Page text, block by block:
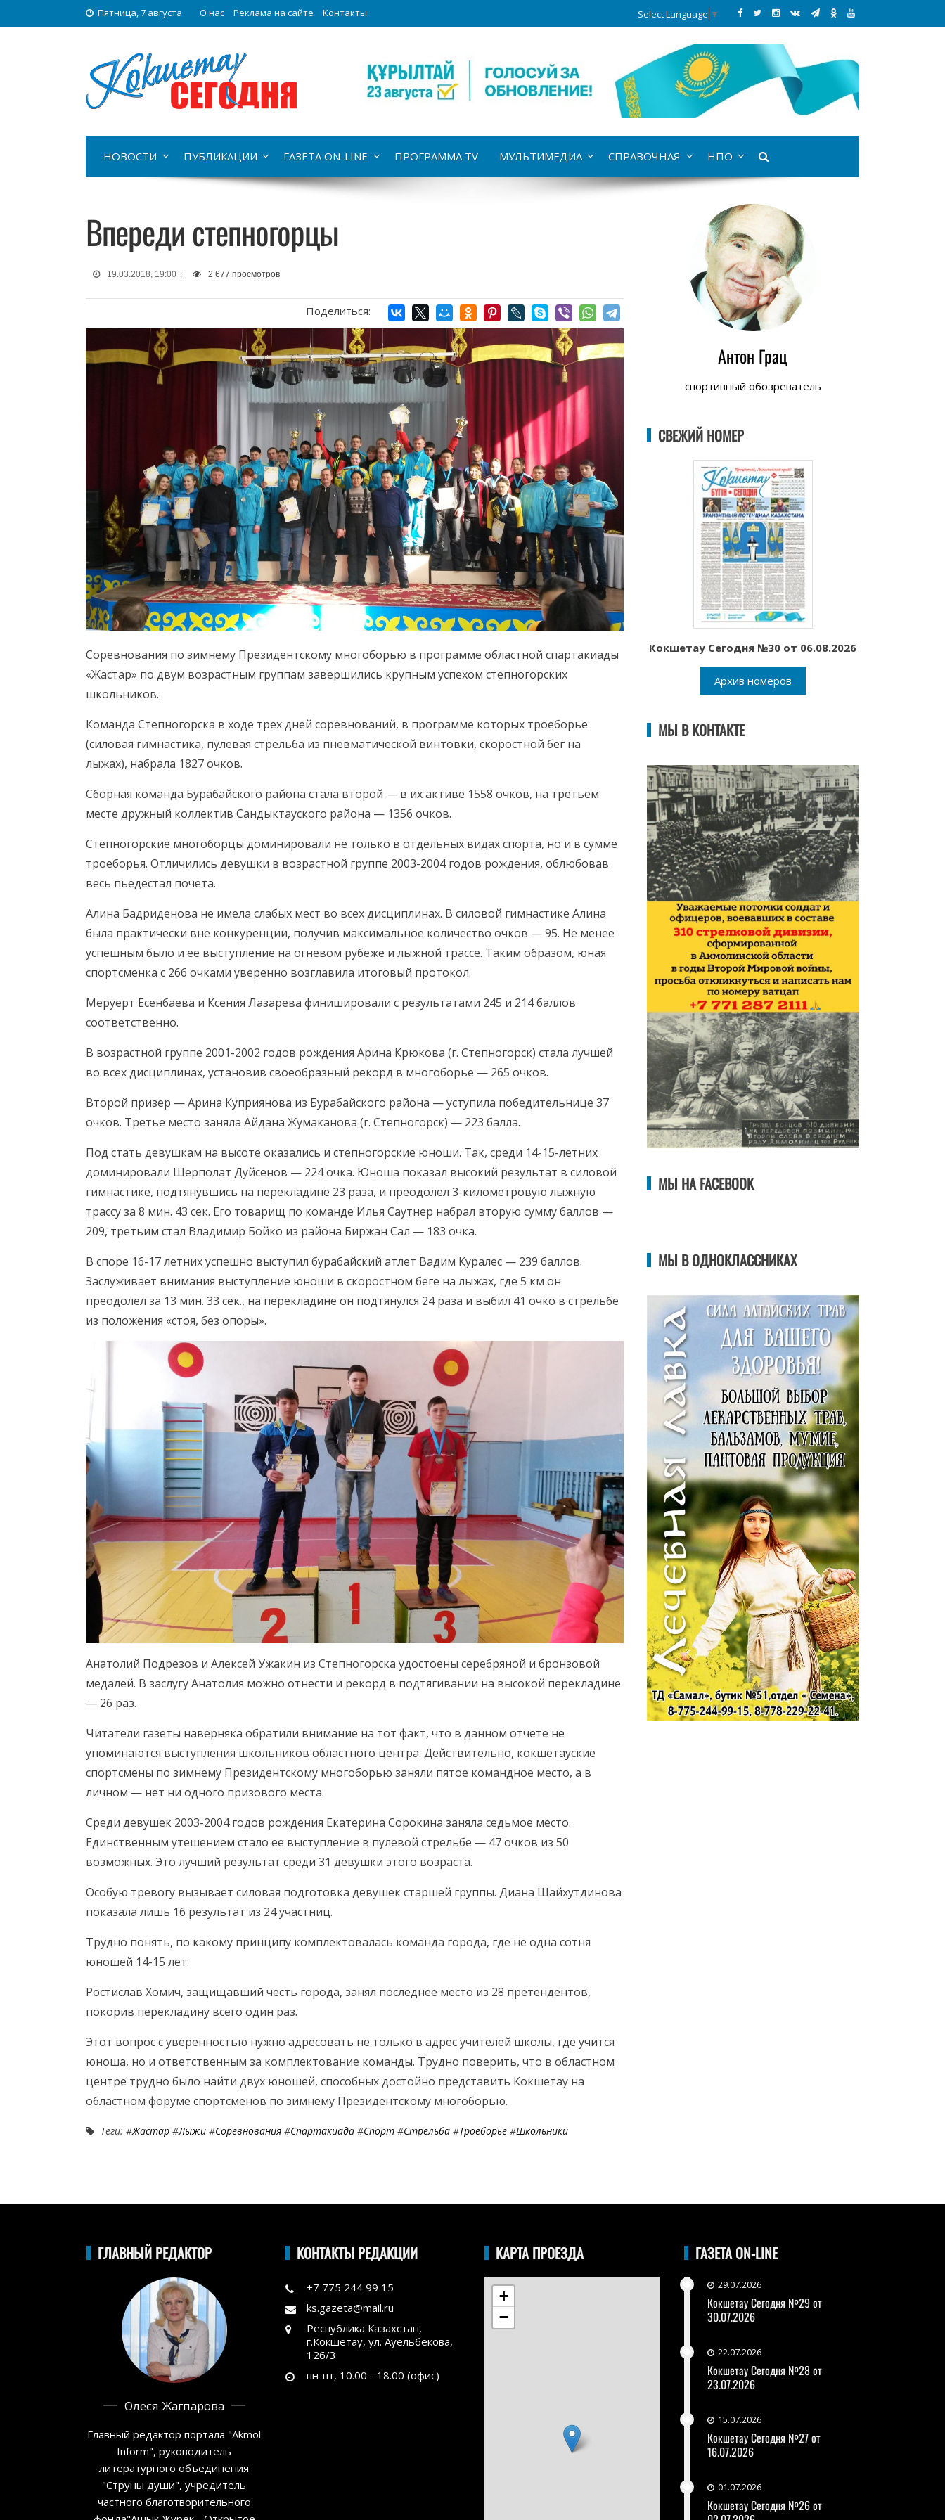
Пятница, 7 августа О нас Реклама на сайте Контакты Select Language ▼
НОВОСТИ ПУБЛИКАЦИИ ГАЗЕТА ON-LINE ПРОГРАММА TV МУЛЬТИМЕДИА СПРАВОЧНАЯ НПО
Впереди степногорцы
19.03.2018, 19:00 | 2 677 просмотров
Поделиться:
Соревнования по зимнему Президентскому многоборью в программе областной спартакиады
«Жастар» по двум возрастным группам завершились крупным успехом степногорских
школьников.
Команда Степногорска в ходе трех дней соревнований, в программе которых троеборье
(силовая гимнастика, пулевая стрельба из пневматической винтовки, скоростной бег на
лыжах), набрала 1827 очков.
Сборная команда Бурабайского района стала второй — в их активе 1558 очков, на третьем
месте дружный коллектив Сандыктауского района — 1356 очков.
Степногорские многоборцы доминировали не только в отдельных видах спорта, но и в сумме
троеборья. Отличились девушки в возрастной группе 2003-2004 годов рождения, облюбовав
весь пьедестал почета.
Алина Бадриденова не имела слабых мест во всех дисциплинах. В силовой гимнастике Алина
была практически вне конкуренции, получив максимальное количество очков — 95. Не менее
успешным было и ее выступление на огневом рубеже и лыжной трассе. Таким образом, юная
спортсменка с 266 очками уверенно возглавила итоговый протокол.
Меруерт Есенбаева и Ксения Лазарева финишировали с результатами 245 и 214 баллов
соответственно.
В возрастной группе 2001-2002 годов рождения Арина Крюкова (г. Степногорск) стала лучшей
во всех дисциплинах, установив своеобразный рекорд в многоборье — 265 очков.
Второй призер — Арина Куприянова из Бурабайского района — уступила победительнице 37
очков. Третье место заняла Айдана Жумаканова (г. Степногорск) — 223 балла.
Под стать девушкам на высоте оказались и степногорские юноши. Так, среди 14-15-летних
доминировали Шерполат Дуйсенов — 224 очка. Юноша показал высокий результат в силовой
гимнастике, подтянувшись на перекладине 23 раза, и преодолел 3-километровую лыжную
трассу за 8 мин. 43 сек. Его товарищ по команде Илья Саутнер набрал вторую сумму баллов —
209, третьим стал Владимир Бойко из района Биржан Сал — 183 очка.
В споре 16-17 летних успешно выступил бурабайский атлет Вадим Куралес — 239 баллов.
Заслуживает внимания выступление юноши в скоростном беге на лыжах, где 5 км он
преодолел за 13 мин. 33 сек., на перекладине он подтянулся 24 раза и выбил 41 очко в стрельбе
из положения «стоя, без опоры».
Анатолий Подрезов и Алексей Ужакин из Степногорска удостоены серебряной и бронзовой
медалей. В заслугу Анатолия можно отнести и рекорд в подтягивании на высокой перекладине
— 26 раз.
Читатели газеты наверняка обратили внимание на тот факт, что в данном отчете не
упоминаются выступления школьников областного центра. Действительно, кокшетауские
спортсмены по зимнему Президентскому многоборью заняли пятое командное место, а в
личном — нет ни одного призового места.
Среди девушек 2003-2004 годов рождения Екатерина Сорокина заняла седьмое место.
Единственным утешением стало ее выступление в пулевой стрельбе — 47 очков из 50
возможных. Это лучший результат среди 31 девушки этого возраста.
Особую тревогу вызывает силовая подготовка девушек старшей группы. Диана Шайхутдинова
показала лишь 16 результат из 24 участниц.
Трудно понять, по какому принципу комплектовалась команда города, где не одна сотня
юношей 14-15 лет.
Ростислав Хомич, защищавший честь города, занял последнее место из 28 претендентов,
покорив перекладину всего один раз.
Этот вопрос с уверенностью нужно адресовать не только в адрес учителей школы, где учится
юноша, но и ответственным за комплектование команды. Трудно поверить, что в областном
центре трудно было найти двух юношей, способных достойно представить Кокшетау на
областном форуме спортсменов по зимнему Президентскому многоборью.
Теги: #Жастар #Лыжи #Соревнования #Спартакиада #Спорт #Стрельба #Троеборье #Школьники
Антон Грац
спортивный обозреватель
СВЕЖИЙ НОМЕР
Кокшетау Сегодня №30 от 06.08.2026
Архив номеров
МЫ В КОНТАКТЕ
МЫ НА FACEBOOK
МЫ В ОДНОКЛАССНИКАХ
ГЛАВНЫЙ РЕДАКТОР
Олеся Жагпарова
Главный редактор портала "Akmol
Inform", руководитель
литературного объединения
"Струны души", учредитель
частного благотворительного
КОНТАКТЫ РЕДАКЦИИ
+7 775 244 99 15
ks.gazeta@mail.ru
Республика Казахстан,
г.Кокшетау, ул. Ауельбекова,
126/3
пн-пт, 10.00 - 18.00 (офис)
КАРТА ПРОЕЗДА
+
−
ГАЗЕТА ON-LINE
29.07.2026
Кокшетау Сегодня №29 от
30.07.2026
22.07.2026
Кокшетау Сегодня №28 от
23.07.2026
15.07.2026
Кокшетау Сегодня №27 от
16.07.2026
01.07.2026
Кокшетау Сегодня №26 от